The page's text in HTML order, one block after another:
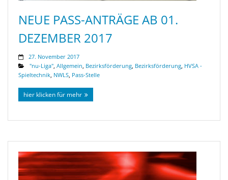
NEUE PASS-ANTRÄGE AB 01.
DEZEMBER 2017
27. November 2017
"nu-Liga" Allgemein Bezirksförderung Bezirksförderung HVSA -
Spieltechnik NWLS Pass-Stelle
hier klicken für mehr